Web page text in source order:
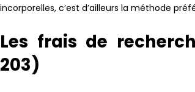
incorporelles, c’est d’ailleurs la méthode
Les frais de
203)